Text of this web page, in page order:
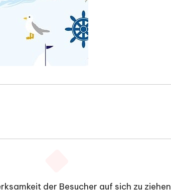
der Besucher auf sich zu ziehen